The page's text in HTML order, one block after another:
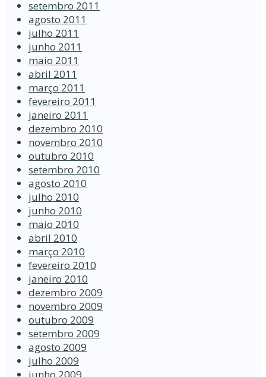
setembro 2011
agosto 2011
julho 2011
junho 2011
maio 2011
abril 2011
março 2011
fevereiro 2011
janeiro 2011
dezembro 2010
novembro 2010
outubro 2010
setembro 2010
agosto 2010
julho 2010
junho 2010
maio 2010
abril 2010
março 2010
fevereiro 2010
janeiro 2010
dezembro 2009
novembro 2009
outubro 2009
setembro 2009
agosto 2009
julho 2009